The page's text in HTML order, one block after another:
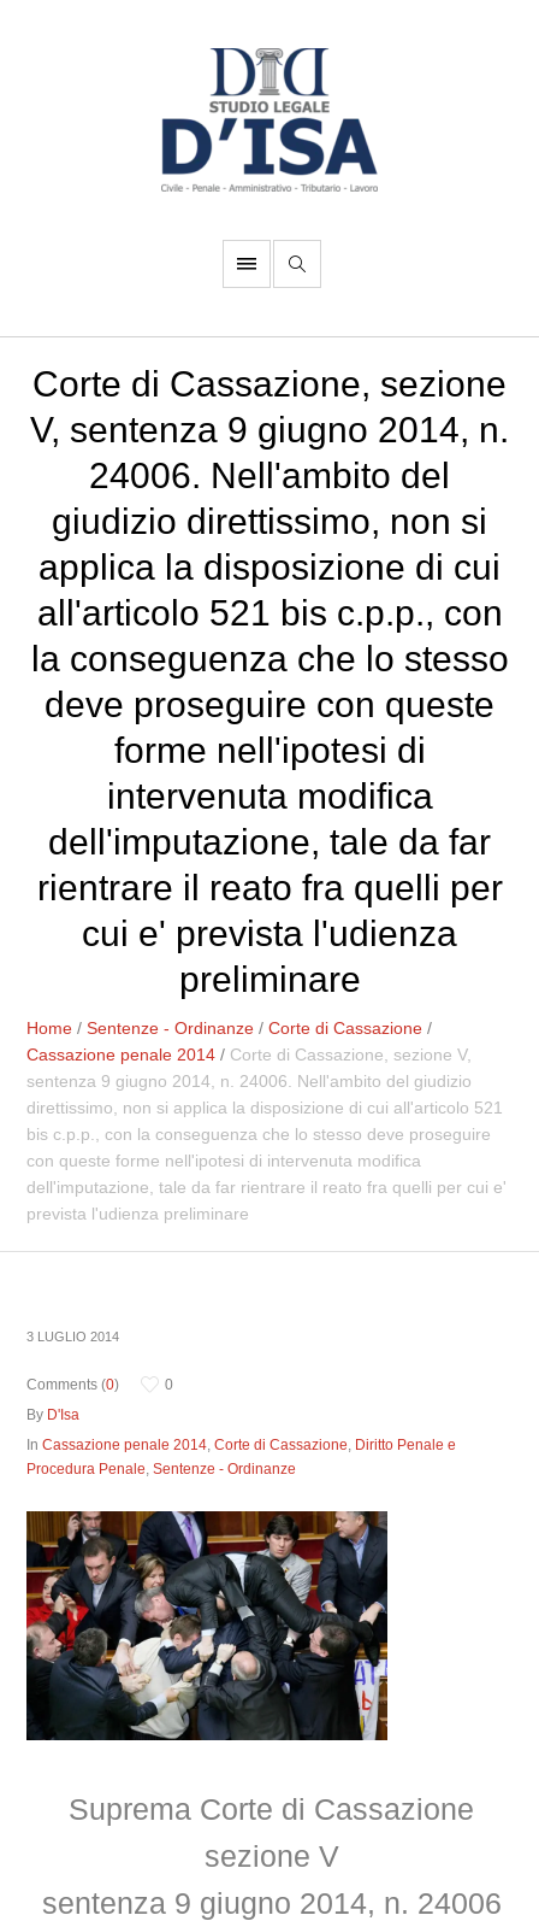
Corte di Cassazione, sezione
V, sentenza 9 giugno 2014, n.
24006. Nell'ambito del
giudizio direttissimo, non si
applica la disposizione di cui
all'articolo 521 bis c.p.p., con
la conseguenza che lo stesso
deve proseguire con queste
forme nell'ipotesi di
intervenuta modifica
dell'imputazione, tale da far
rientrare il reato fra quelli per
cui e' prevista l'udienza
preliminare
Home /Sentenze - Ordinanze /Corte di Cassazione /
Cassazione penale 2014 / Corte di Cassazione, sezione V,
sentenza 9 giugno 2014, n. 24006. Nell'ambito del giudizio
direttissimo, non si applica la disposizione di cui all'articolo 521
bis c.p.p., con la conseguenza che lo stesso deve proseguire
con queste forme nell'ipotesi di intervenuta modifica
dell'imputazione, tale da far rientrare il reato fra quelli per cui e'
prevista l'udienza preliminare
3 LUGLIO 2014
Comments (0)
0
By D'Isa
InCassazione penale 2014,Corte di Cassazione, Diritto Penale e
Procedura Penale,Sentenze - Ordinanze
Suprema Corte di Cassazione
sezione V
sentenza 9 giugno 2014, n. 24006